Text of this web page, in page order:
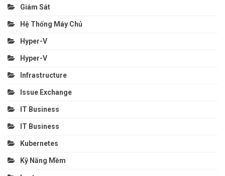
Giám Sát
Hệ Thống Máy Chủ
Hyper-V
Hyper-V
Infrastructure
Issue Exchange
IT Business
IT Business
Kubernetes
Kỹ Năng Mềm